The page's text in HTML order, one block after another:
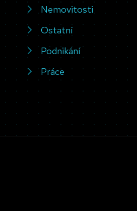
Nemovitosti
Ostatní
Podnikání
Práce